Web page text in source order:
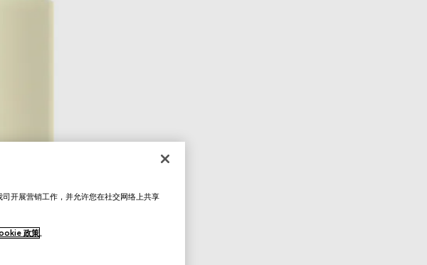
开展营销工作，并允许您在社交网络上共享
政策。